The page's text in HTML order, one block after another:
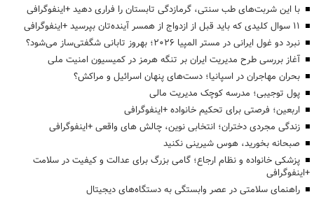
با این شربت‌های طب سنتی، گرمازدگی تابستان را فراری دهید +اینفوگرافی
۱۱ سوال کلیدی که باید قبل از ازدواج از همسر آینده‌تان بپرسید +اینفوگرافی
نبرد دو غول ایرانی در مستر المپیا ۲۰۲۶؛ بهروز تابانی شگفتی‌ساز می‌شود؟
آغاز بررسی طرح مدیریت ایران بر تنگه هرمز در کمیسیون امنیت ملی
بحران مهاجران در اسپانیا؛ دست‌های پنهان اسرائیل و مراکش؟
پول توجیبی؛ مدرسه کوچک مدیریت مالی
اربعین؛ فرصتی برای تحکیم خانواده +اینفوگرافی
زندگی مجردی دختران؛ انتخابی نوین، چالش های واقعی +اینفوگرافی
صبحانه بخورید، هوس شیرینی نکنید
پزشکی خانواده و نظام ارجاع؛ گامی بزرگ برای عدالت و کیفیت در سلامت
+اینفوگرافی
راهنمای سلامتی در عصر وابستگی به دستگاه‌های دیجیتال